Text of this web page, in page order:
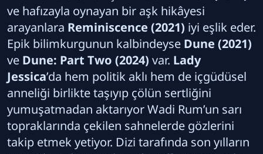
ve hafızayla oynayan bir aşk hikâyesi
arayanlara Reminiscence (2021) iyi eşlik eder.
Epik bilimkurgunun kalbindeyse Dune (2021)
ve Dune: Part Two (2024) var. Lady
Jessica’da hem politik aklı hem de içgüdüsel
anneliği birlikte taşıyıp çölün sertliğini
yumuşatmadan aktarıyor Wadi Rum’un sarı
topraklarında çekilen sahnelerde gözlerini
takip etmek yetiyor. Dizi tarafında son yılların